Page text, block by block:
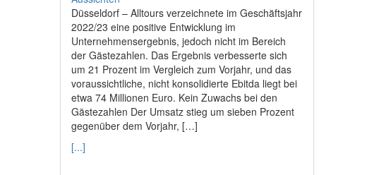
Düsseldorf – Alltours verzeichnete im Geschäftsjahr
2022/23 eine positive Entwicklung im
Unternehmensergebnis, jedoch nicht im Bereich
der Gästezahlen. Das Ergebnis verbesserte sich
um 21 Prozent im Vergleich zum Vorjahr, und das
voraussichtliche, nicht konsolidierte Ebitda liegt bei
etwa 74 Millionen Euro. Kein Zuwachs bei den
Gästezahlen Der Umsatz stieg um sieben Prozent
gegenüber dem Vorjahr, […]
[...]